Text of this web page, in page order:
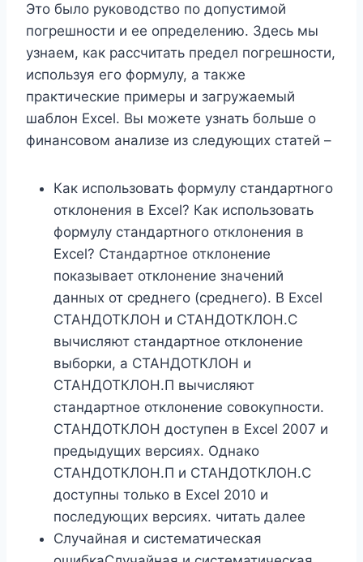
Это было руководство по допустимой
погрешности и ее определению. Здесь мы
узнаем, как рассчитать предел погрешности,
используя его формулу, а также
практические примеры и загружаемый
шаблон Excel. Вы можете узнать больше о
финансовом анализе из следующих статей –
Как использовать формулу стандартного
отклонения в Excel? Как использовать
формулу стандартного отклонения в
Excel? Стандартное отклонение
показывает отклонение значений
данных от среднего (среднего). В Excel
СТАНДОТКЛОН и СТАНДОТКЛОН.С
вычисляют стандартное отклонение
выборки, а СТАНДОТКЛОН и
СТАНДОТКЛОН.П вычисляют
стандартное отклонение совокупности.
СТАНДОТКЛОН доступен в Excel 2007 и
предыдущих версиях. Однако
СТАНДОТКЛОН.П и СТАНДОТКЛОН.С
доступны только в Excel 2010 и
последующих версиях. читать далее
Случайная и систематическая